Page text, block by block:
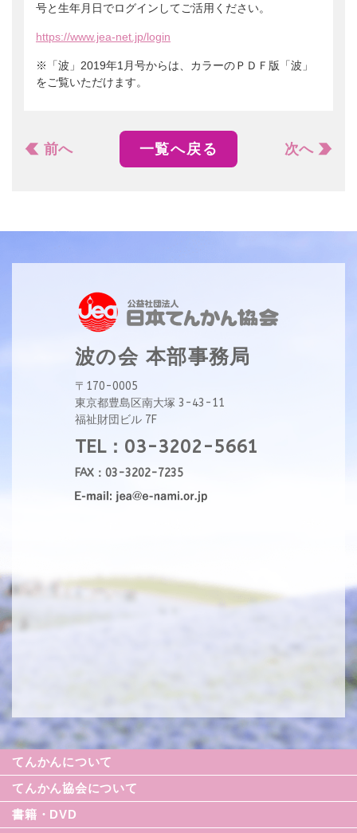
号と生年月日でログインしてご活用ください。
https://www.jea-net.jp/login
※「波」2019年1月号からは、カラーのＰＤＦ版「波」
をご覧いただけます。
前へ 一覧へ戻る 次へ
波の会 本部事務局
〒170-0005
東京都豊島区南大塚 3-43-11
福祉財団ビル 7F
TEL：03-3202-5661
FAX：03-3202-7235
てんかんについて
てんかん協会について
書籍・DVD